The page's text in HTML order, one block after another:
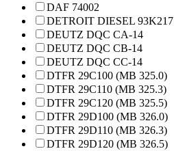
DAF 74002
DETROIT DIESEL 93K217
DEUTZ DQC CA-14
DEUTZ DQC CB-14
DEUTZ DQC CC-14
DTFR 29C100 (MB 325.0)
DTFR 29C110 (MB 325.3)
DTFR 29C120 (MB 325.5)
DTFR 29D100 (MB 326.0)
DTFR 29D110 (MB 326.3)
DTFR 29D120 (MB 326.5)